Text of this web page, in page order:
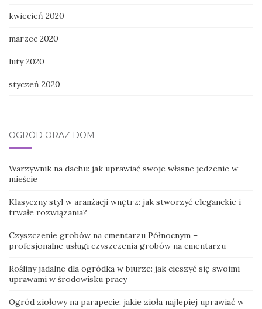
kwiecień 2020
marzec 2020
luty 2020
styczeń 2020
OGRÓD ORAZ DOM
Warzywnik na dachu: jak uprawiać swoje własne jedzenie w
mieście
Klasyczny styl w aranżacji wnętrz: jak stworzyć eleganckie i
trwałe rozwiązania?
Czyszczenie grobów na cmentarzu Północnym –
profesjonalne usługi czyszczenia grobów na cmentarzu
Rośliny jadalne dla ogródka w biurze: jak cieszyć się swoimi
uprawami w środowisku pracy
Ogród ziołowy na parapecie: jakie zioła najlepiej uprawiać w